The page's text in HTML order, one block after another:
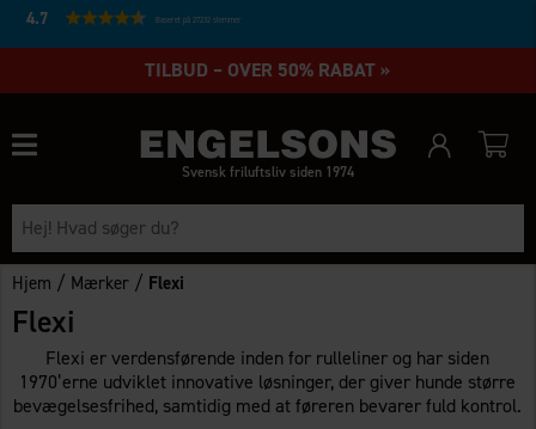
4.7 Baseret på 27232 stemmer
TILBUD – OVER 50% RABAT »
Svensk friluftsliv siden 1974
Hjem / Mærker / Flexi
Flexi
Flexi er verdensførende inden for rulleliner og har siden
1970’erne udviklet innovative løsninger, der giver hunde større
bevægelsesfrihed, samtidig med at føreren bevarer fuld kontrol.